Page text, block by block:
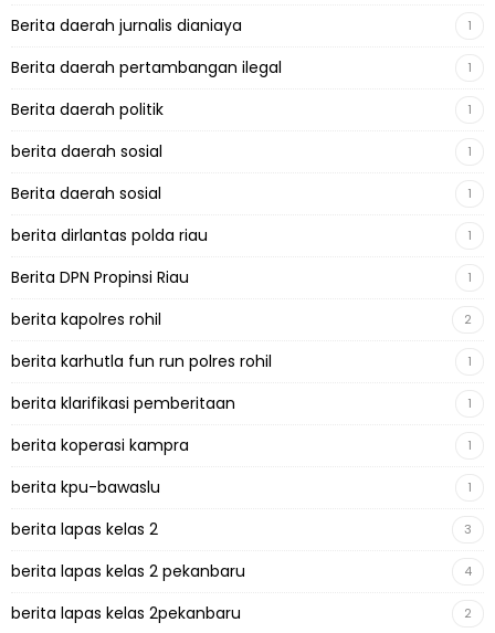
Berita daerah jurnalis dianiaya 1
Berita daerah pertambangan ilegal 1
Berita daerah politik 1
berita daerah sosial 1
Berita daerah sosial 1
berita dirlantas polda riau 1
Berita DPN Propinsi Riau 1
berita kapolres rohil 2
berita karhutla fun run polres rohil 1
berita klarifikasi pemberitaan 1
berita koperasi kampra 1
berita kpu-bawaslu 1
berita lapas kelas 2 3
berita lapas kelas 2 pekanbaru 4
berita lapas kelas 2pekanbaru 2